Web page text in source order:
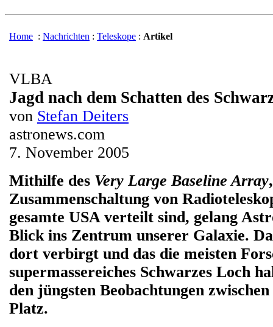
Home : Nachrichten : Teleskope : Artikel
VLBA
Jagd nach dem Schatten des
von Stefan Deiters
astronews.com
7. November 2005
Mithilfe des Very Large Baseline Array
Zusammenschaltung von
gesamte USA verteilt sind, gelang
Blick ins Zentrum unserer Galaxie.
dort verbirgt und das die meisten
supermassereiches Schwarzes Loch
den jüngsten Beobachtungen
Platz.